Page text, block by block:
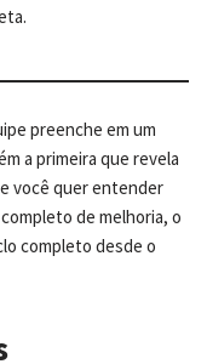
preenche em um
a primeira que revela
você quer entender
de melhoria, o
completo desde o